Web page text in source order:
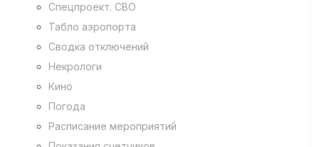
Спецпроект. СВО
Табло аэропорта
Сводка отключений
Некрологи
Кино
Погода
Расписание мероприятий